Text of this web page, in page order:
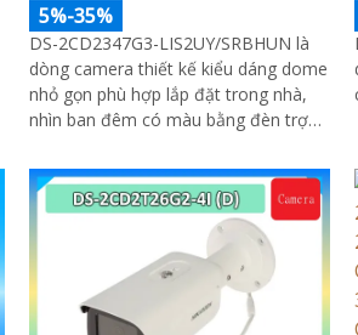
5%-35%
DS-2CD2347G3-LIS2UY/SRBHUN là
dòng camera thiết kế kiểu dáng dome
nhỏ gọn phù hợp lắp đặt trong nhà,
nhìn ban đêm có màu bằng đèn trợ
HikAI-ISP, có tính năng AI giúp nhận
diện người và phương tiện, tích hợp
micro kép